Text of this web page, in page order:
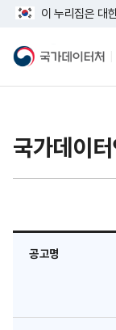
뛰
이 누리집은 대
국
가
이
바
(새
기)
열
국가데이
공고명